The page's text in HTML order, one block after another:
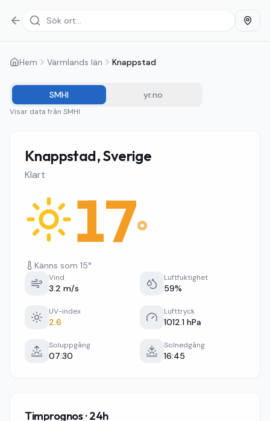
Hem Värmlands län Knappstad
SMHI yr.no
Visar data från SMHI
Knappstad, Sverige
Klart
17°
Känns som 15°
Vind
3.2 m/s
Luftfuktighet
59%
UV-index
2.6
Lufttryck
1012.1 hPa
Soluppgång
07:30
Solnedgång
16:45
Timprognos · 24h